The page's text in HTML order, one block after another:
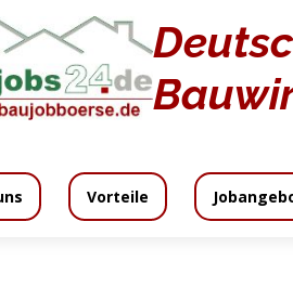
Vorteile
Inklusive